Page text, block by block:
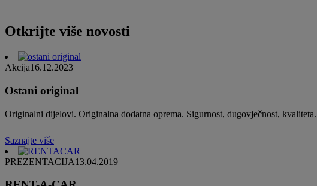
Otkrijte više novosti
Akcija16.12.2023
Ostani original
Originalni dijelovi. Originalna dodatna oprema. Sigurnost, dugovječnost, kvaliteta.
Saznajte više
PREZENTACIJA13.04.2019